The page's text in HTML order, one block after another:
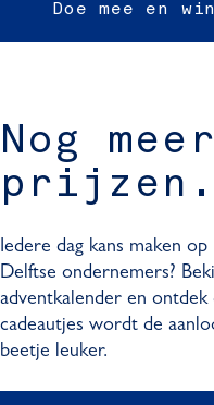
Doe mee en
Nog meer
Iedere dag kans maken
Delftse ondernemers?
adventkalender en ontdek
cadeautjes wordt de
beetje leuker.